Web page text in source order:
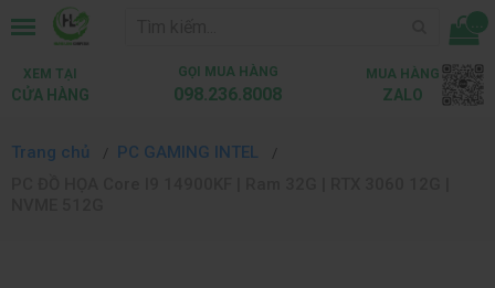
...
XEM TẠI
CỬA HÀNG
GỌI MUA HÀNG
098.236.8008
MUA HÀNG
ZALO
Trang chủ
PC GAMING INTEL